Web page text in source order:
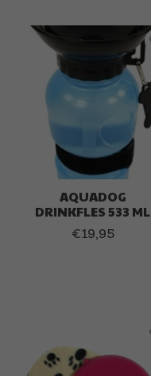
AQUADOG
DRINKFLES 533 ML
€19,95